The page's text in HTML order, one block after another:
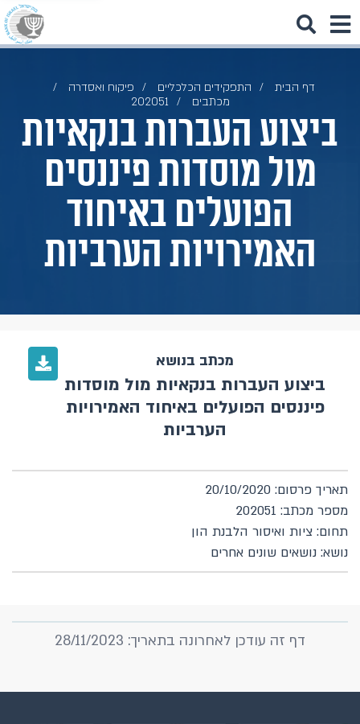
דף הבית התפקידים הכלכליים
פיקוח ואסדרה
מכתבים
202051
ביצוע העברות בנקאיות
מול מוסדות פיננסים
הפועלים באיחוד
האמירויות הערביות
מכתב בנושא
ביצוע העברות בנקאיות מול מוסדות
פיננסים הפועלים באיחוד האמירויות
הערביות
תאריך פרסום: 20/10/2020
מספר מכתב: 202051
תחום: ציות ואיסור הלבנת הון
נושא: נושאים שונים אחרים
דף זה עודכן לאחרונה בתאריך: 28/11/2023